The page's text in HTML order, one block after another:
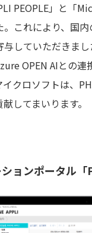
PEOPLE」と「
これにより、国
していただきまし
OPEN AIとの
クロソフトは、
してまいります。
ョンポータル